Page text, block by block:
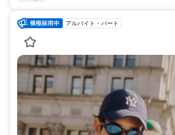
アルバイト・パート